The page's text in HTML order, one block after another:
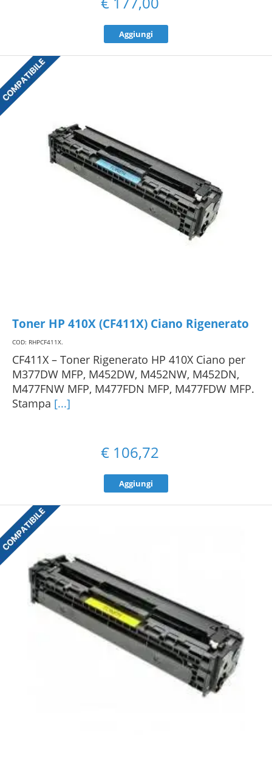
Aggiungi
Toner HP 410X (CF411X) Ciano Rigenerato
COD: RHPCF411X.
CF411X – Toner Rigenerato HP 410X Ciano per
M377DW MFP, M452DW, M452NW, M452DN,
M477FNW MFP, M477FDN MFP, M477FDW MFP.
Stampa [...]
€ 106,72
Aggiungi